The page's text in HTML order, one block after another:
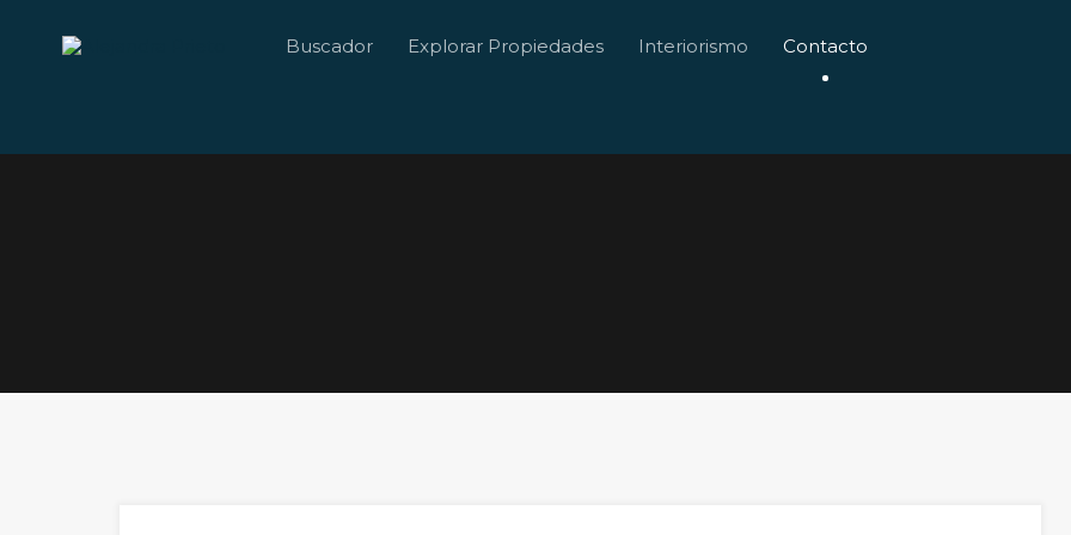
Buscador Explorar Propiedades Interiorismo Contacto